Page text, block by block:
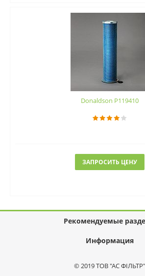
Donaldson P119410
ЗАПРОСИТЬ ЦЕНУ
Рекомендуемые
Информация
© 2019 ТОВ "АС ФІЛЬТР"